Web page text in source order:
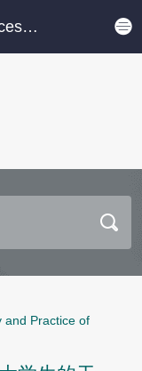
International Open Access Journal Platform
and Practice of